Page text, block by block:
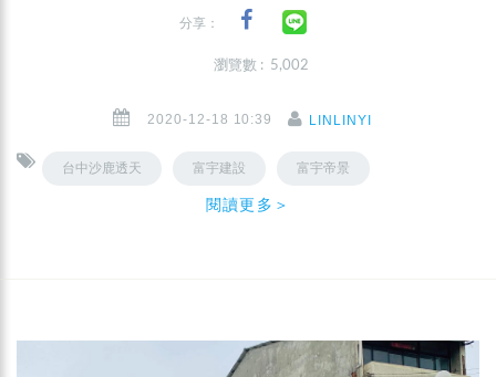
分享：
瀏覽數 : 5,002
2020-12-18 10:39 LINLINYI
台中沙鹿透天 富宇建設 富宇帝景
閱讀更多＞